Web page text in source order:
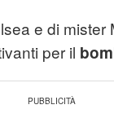
e di mister
per il